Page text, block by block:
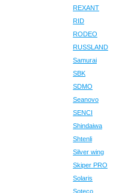
REXANT
RID
RODEO
RUSSLAND
Samurai
SBK
SDMO
Seanovo
SENCI
Shindaiwa
Shtenli
Silver wing
Skiper PRO
Solaris
Soteco